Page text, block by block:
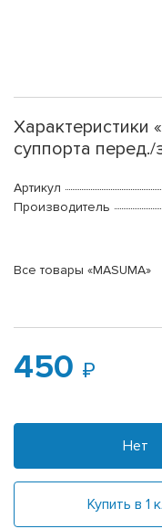
Характеристики
суппорта перед./
Артикул
Производитель
Все товары «MASUMA»
450
Нет
Купить в 1